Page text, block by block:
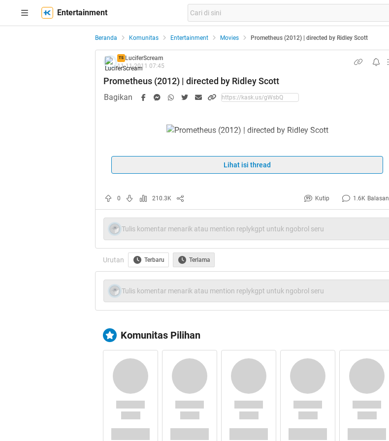
Entertainment
Beranda Komunitas Entertainment Movies Prometheus (2012) | directed by Ridley Scott
TS LuciferScream
11-11-2011 07:45
Prometheus (2012) | directed by Ridley Scott
Bagikan
Website & Viral
http://www.weylandindustries.com/
http://twitter.com/Prometheus_6812
"science says we're not alone in the universe_ theres every chance there are
more of us."-sir ridley scott
Action | Drama | Horror | Sci-Fi
Quote:
Original Posted ByGoldenGunz ►
Lihat isi thread
0 210.3K Kutip 1.6K Balasan
Tulis komentar menarik atau mention replykgpt untuk ngobrol seru
Urutan Terbaru Terlama
Tulis komentar menarik atau mention replykgpt untuk ngobrol seru
Komunitas Pilihan